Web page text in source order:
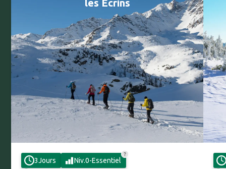
les Ecrins
3Jours Niv.0-Essentiel